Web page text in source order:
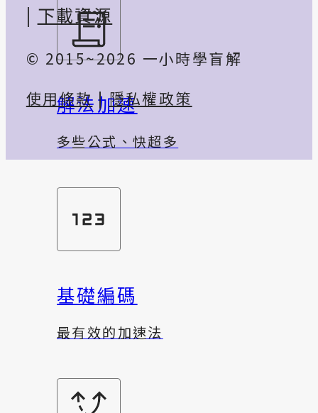
解法加速
多些公式、快超多
基礎編碼
最有效的加速法
| 下載資源
© 2015~2026 一小時學盲解
使用條款|隱私權政策